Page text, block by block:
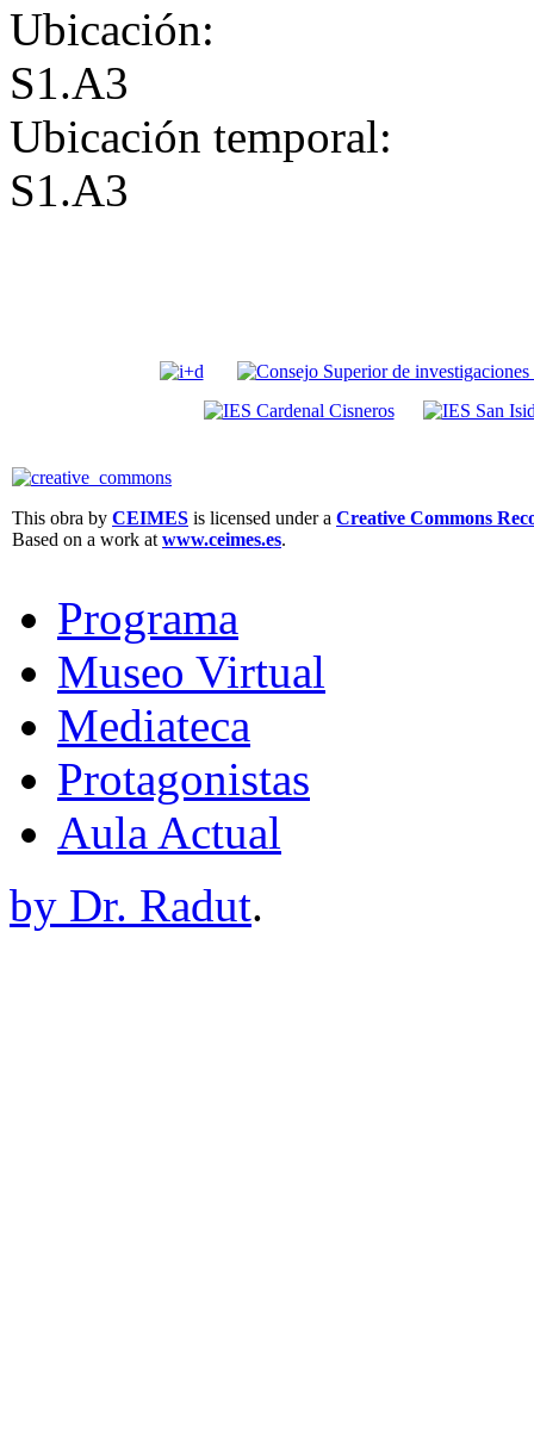
Ubicación:
S1.A3
Ubicación temporal:
S1.A3
This obra by CEIMES is licensed under a Creative Commons
Based on a work at www.ceimes.es.
Programa
Museo Virtual
Mediateca
Protagonistas
Aula Actual
by Dr. Radut.